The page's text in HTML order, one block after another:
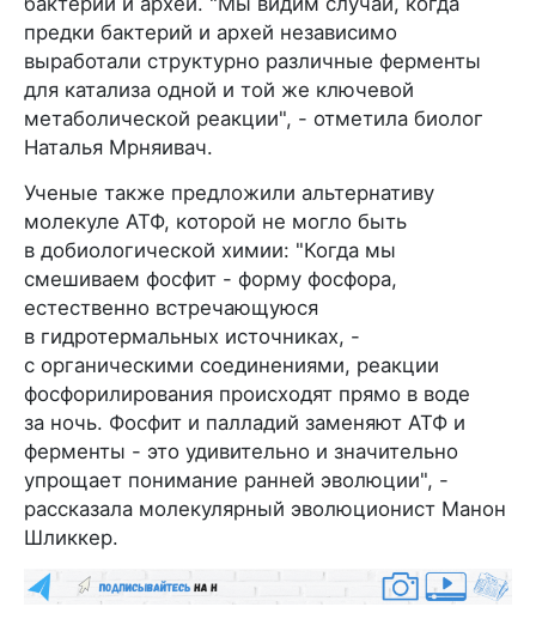
предки бактерий и архей независимо
выработали структурно различные ферменты
для катализа одной и той же ключевой
метаболической реакции", - отметила биолог
Наталья Мрняивач.
Ученые также предложили альтернативу
молекуле АТФ, которой не могло быть
в добиологической химии: "Когда мы
смешиваем фосфит - форму фосфора,
естественно встречающуюся
в гидротермальных источниках, -
с органическими соединениями, реакции
фосфорилирования происходят прямо в воде
за ночь. Фосфит и палладий заменяют АТФ и
ферменты - это удивительно и значительно
упрощает понимание ранней эволюции", -
рассказала молекулярный эволюционист Манон
Шликкер.